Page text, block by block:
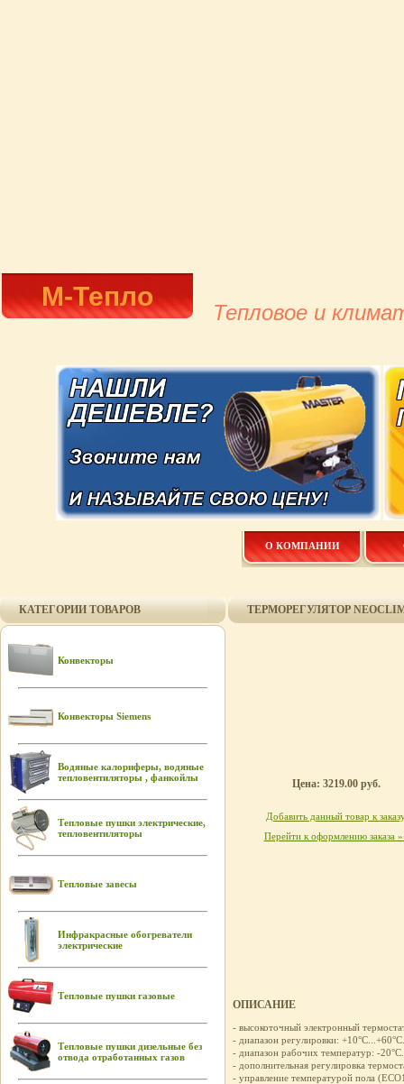
М-Тепло
Тепловое и
О КОМПАНИИ
КАТЕГОРИИ ТОВАРОВ
Конвекторы
Конвекторы Siemens
Водяные калориферы, водяные
тепловентиляторы , фанкойлы
Тепловые пушки электрические,
тепловентиляторы
Тепловые завесы
Инфракрасные обогреватели
электрические
Тепловые пушки газовые
Тепловые пушки дизельные без
отвода отработанных газов
ТЕРМОРЕГУЛЯТОР
Цена: 3219.00 руб.
Добавить данный товар к
Перейти к оформлению заказа
ОПИСАНИЕ
- высокоточный электронный
- диапазон регулировки: +10°С...+60°С.
- диапазон рабочих температур: -
- дополнительная регулировка
- управление температурой пола